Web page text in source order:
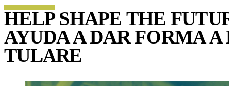
HELP SHAPE THE
AYUDA A DAR FORMA
TULARE